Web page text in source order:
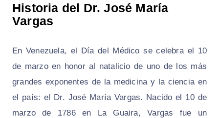
Historia del Dr. José María
Vargas
En Venezuela, el Día del Médico se celebra el 10
de marzo en honor al natalicio de uno de los más
grandes exponentes de la medicina y la ciencia en
el país: el Dr. José María Vargas. Nacido el 10 de
marzo de 1786 en La Guaira, Vargas fue un